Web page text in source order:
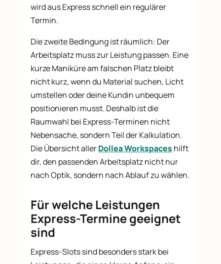
wird aus Express schnell ein regulärer
Termin.
Die zweite Bedingung ist räumlich: Der
Arbeitsplatz muss zur Leistung passen. Eine
kurze Maniküre am falschen Platz bleibt
nicht kurz, wenn du Material suchen, Licht
umstellen oder deine Kundin unbequem
positionieren musst. Deshalb ist die
Raumwahl bei Express-Terminen nicht
Nebensache, sondern Teil der Kalkulation.
Die Übersicht allerDollea Workspaces hilft
dir, den passenden Arbeitsplatz nicht nur
nach Optik, sondern nach Ablauf zu wählen.
Für welche Leistungen
Express-Termine geeignet
sind
Express-Slots sind besonders stark bei